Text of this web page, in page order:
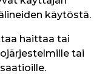
käytöstä.
haittaa tai
tai